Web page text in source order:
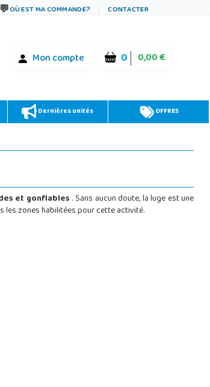
OÙ EST MA COMMANDE? CONTACTER
Mon compte 0 0,00 €
Dernières unités OFFRES
et gonflables. Sans aucun doute, la luge est une
les zones habilitées pour cette activité.